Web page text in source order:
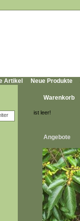
Artikel Neue Produkte
Warenkorb
ist leer!
Angebote